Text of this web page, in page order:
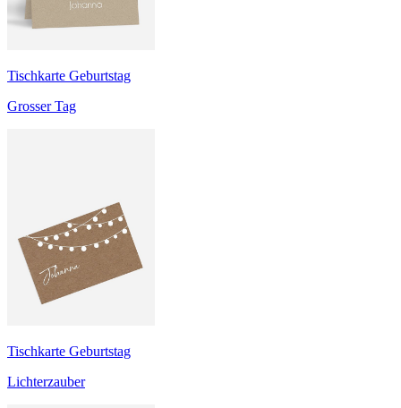
Tischkarte Geburtstag
Grosser Tag
Tischkarte Geburtstag
Lichterzauber